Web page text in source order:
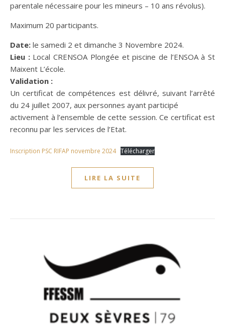
parentale nécessaire pour les mineurs – 10 ans révolus).
Maximum 20 participants.
Date: le samedi 2 et dimanche 3 Novembre 2024.
Lieu :Local CRENSOA Plongée et piscine de l’ENSOA à St
Maixent L’école.
Validation :
Un certificat de compétences est délivré, suivant l’arrêté
du 24 juillet 2007, aux personnes ayant participé
activement à l’ensemble de cette session. Ce certificat est
reconnu par les services de l’Etat.
Inscription PSC RIFAP novembre 2024 Télécharger
LIRE LA SUITE